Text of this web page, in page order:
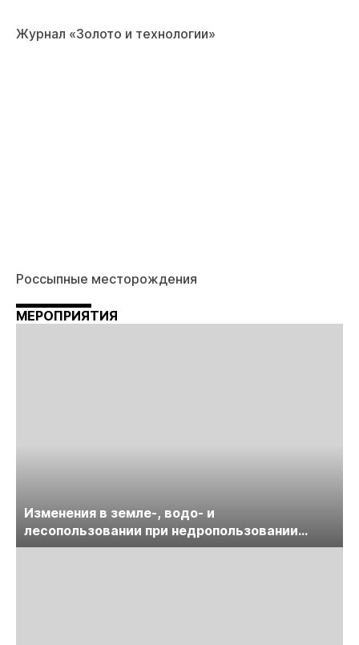
Журнал «Золото и технологии»
Россыпные месторождения
МЕРОПРИЯТИЯ
Изменения в земле-, водо- и
лесопользовании при недропользовании
обсудят на семинаре «ПравоТЭК»